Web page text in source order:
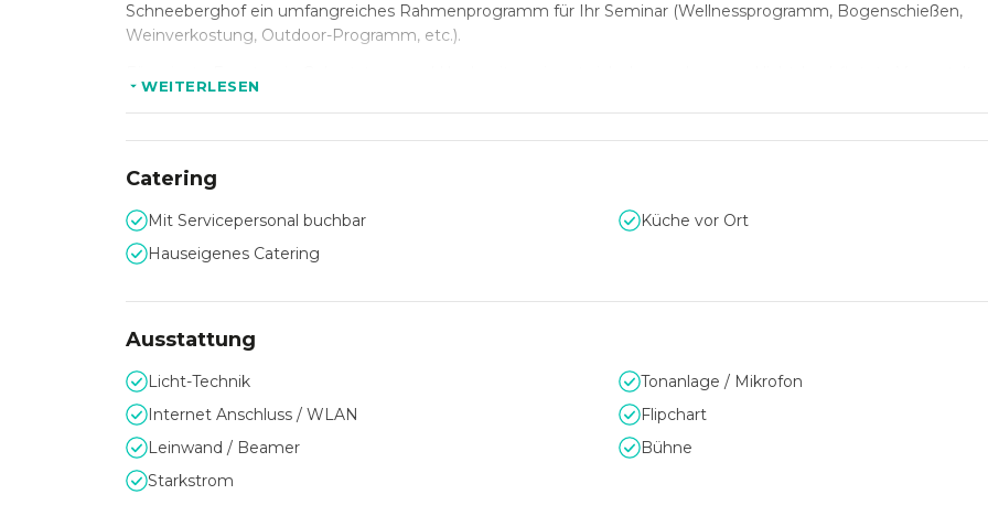
Schneeberghof ein umfangreiches Rahmenprogramm für Ihr Seminar (Wellnessprogramm, Bogenschießen,
Weinverkostung, Outdoor-Programm, etc.).
Schneeberghofs perfekt. Die hauseigene Küche des Hotels verwöhnt Ihre Gäste zudem mit verschiedenen
Hotels werden Sie sich sofort wohlfühlen.
Das Hotel liegt am Fuße des Schneeberges und ist durch die gute Lage nahe der A2 leicht und problemlos zu
WEITERLESEN
Catering
Mit Servicepersonal buchbar
Küche vor Ort
Hauseigenes Catering
Ausstattung
Licht-Technik
Tonanlage / Mikrofon
Internet Anschluss / WLAN
Flipchart
Leinwand / Beamer
Bühne
Starkstrom